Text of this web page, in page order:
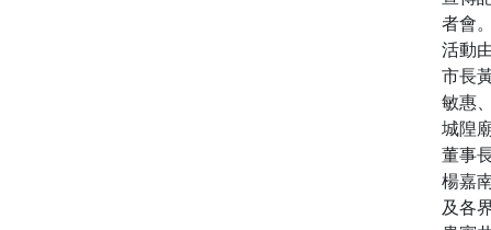
者會
活動
市長
敏惠
城隍
董事
楊嘉
及各